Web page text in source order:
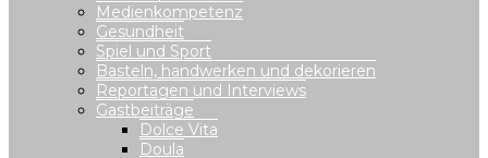
Medienkompetenz
Gesundheit
Spiel und Sport
Basteln, handwerken und dekorieren
Reportagen und Interviews
Gastbeiträge
Dolce Vita
Doula